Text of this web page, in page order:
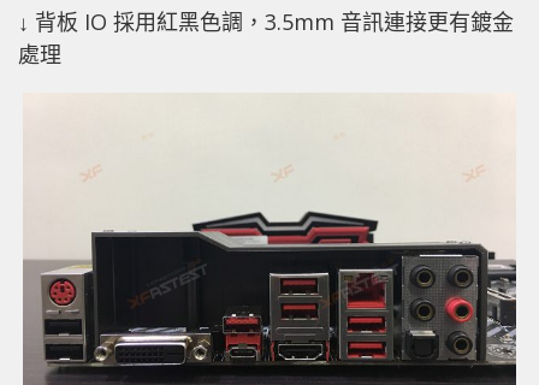
↓ 背板 IO 採用紅黑色調，3.5mm 音訊連接更有鍍金
處理